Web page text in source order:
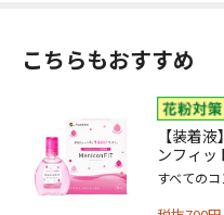
こちらもおすすめ
【装着
ンフィ
すべての